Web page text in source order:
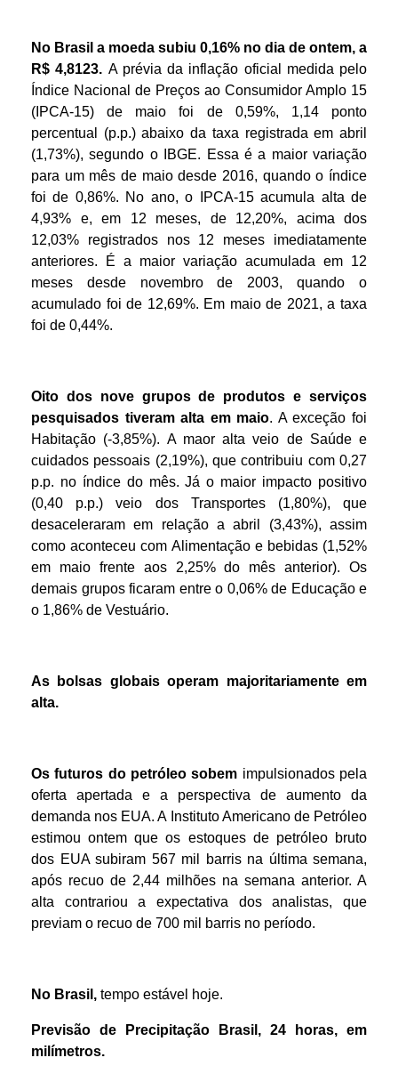
No Brasil a moeda subiu 0,16% no dia de ontem, a
R$ 4,8123. A prévia da inflação oficial medida pelo
Índice Nacional de Preços ao Consumidor Amplo 15
(IPCA-15) de maio foi de 0,59%, 1,14 ponto
percentual (p.p.) abaixo da taxa registrada em abril
(1,73%), segundo o IBGE. Essa é a maior variação
para um mês de maio desde 2016, quando o índice
foi de 0,86%. No ano, o IPCA-15 acumula alta de
4,93% e, em 12 meses, de 12,20%, acima dos
12,03% registrados nos 12 meses imediatamente
anteriores. É a maior variação acumulada em 12
meses desde novembro de 2003, quando o
acumulado foi de 12,69%. Em maio de 2021, a taxa
foi de 0,44%.
Oito dos nove grupos de produtos e serviços
pesquisados tiveram alta em maio. A exceção foi
Habitação (-3,85%). A maor alta veio de Saúde e
cuidados pessoais (2,19%), que contribuiu com 0,27
p.p. no índice do mês. Já o maior impacto positivo
(0,40 p.p.) veio dos Transportes (1,80%), que
desaceleraram em relação a abril (3,43%), assim
como aconteceu com Alimentação e bebidas (1,52%
em maio frente aos 2,25% do mês anterior). Os
demais grupos ficaram entre o 0,06% de Educação e
o 1,86% de Vestuário.
As bolsas globais operam majoritariamente em
alta.
Os futuros do petróleo sobem impulsionados pela
oferta apertada e a perspectiva de aumento da
demanda nos EUA. A Instituto Americano de Petróleo
estimou ontem que os estoques de petróleo bruto
dos EUA subiram 567 mil barris na última semana,
após recuo de 2,44 milhões na semana anterior. A
alta contrariou a expectativa dos analistas, que
previam o recuo de 700 mil barris no período.
No Brasil, tempo estável hoje.
Previsão de Precipitação Brasil , 24 horas, em
milímetros.